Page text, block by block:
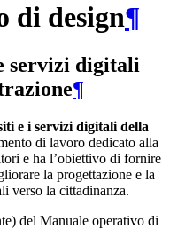
di design¶
servizi digitali
¶
e i servizi digitali della
di lavoro dedicato alla
e ha l’obiettivo di fornire
la progettazione e la
verso la cittadinanza.
del Manuale operativo di